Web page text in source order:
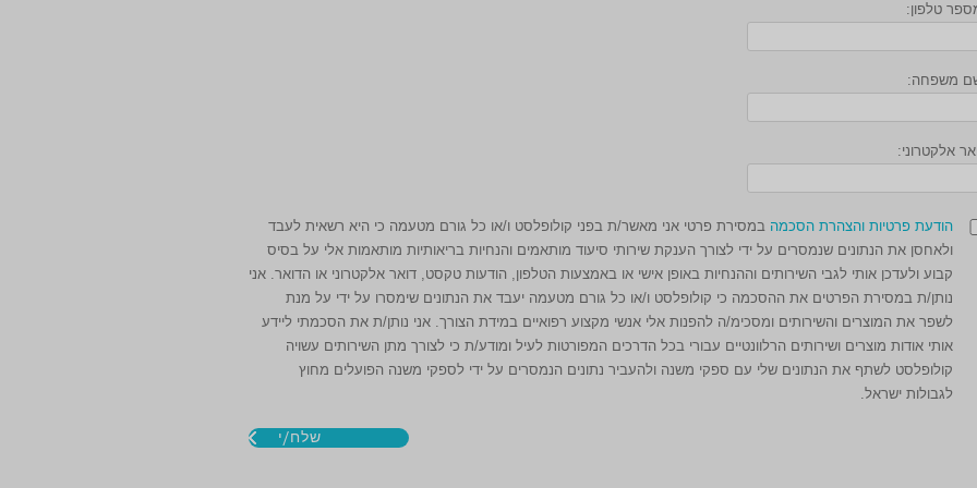
טלפון:
משפחה:
אלקטרוני:
הודעת פרטיות והצהרת הסכמה במסירת פרטי אני מאשר/ת בפני קולופלסט ו/או כל גורם מטעמה כי היא רשאית לעבד
ולאחסן את הנתונים שנמסרים על ידי לצורך הענקת שירותי סיעוד מותאמים והנחיות בריאותיות מותאמות אלי על בסיס
קבוע ולעדכן אותי לגבי השירותים וההנחיות באופן אישי או באמצעות הטלפון, הודעות טקסט, דואר אלקטרוני או הדואר. אני
נותן/ת במסירת הפרטים את ההסכמה כי קולופלסט ו/או כל גורם מטעמה יעבד את הנתונים שימסרו על ידי על מנת
לשפר את המוצרים והשירותים ומסכימ/ה להפנות אלי אנשי מקצוע רפואיים במידת הצורך. אני נותן/ת את הסכמתי ליידע
אותי אודות מוצרים ושירותים הרלוונטיים עבורי בכל הדרכים המפורטות לעיל ומודע/ת כי לצורך מתן השירותים עשויה
קולופלסט לשתף את הנתונים שלי עם ספקי משנה ולהעביר נתונים הנמסרים על ידי לספקי משנה הפועלים מחוץ
לגבולות ישראל.